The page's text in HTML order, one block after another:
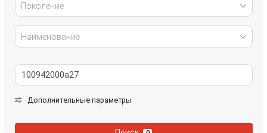
Поколение
Наименование
Дополнительные параметры